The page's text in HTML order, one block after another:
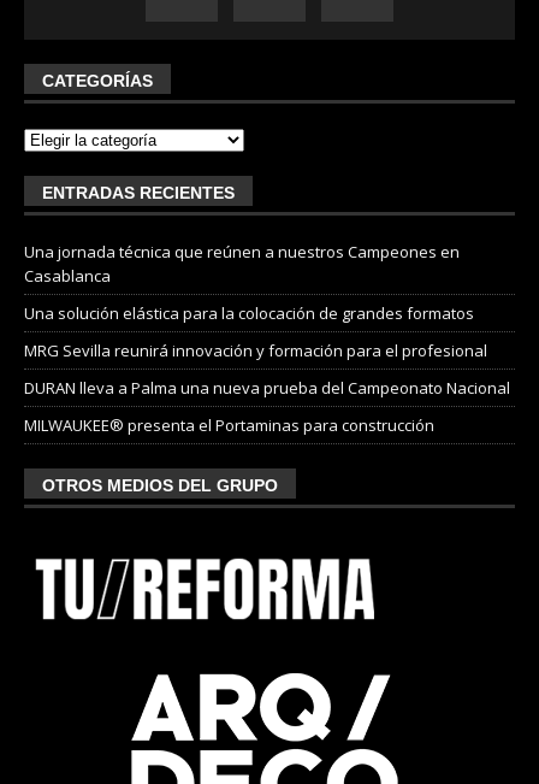
CATEGORÍAS
ENTRADAS RECIENTES
Una jornada técnica que reúnen a nuestros Campeones en
Casablanca
Una solución elástica para la colocación de grandes formatos
MRG Sevilla reunirá innovación y formación para el profesional
DURAN lleva a Palma una nueva prueba del Campeonato Nacional
MILWAUKEE® presenta el Portaminas para construcción
OTROS MEDIOS DEL GRUPO